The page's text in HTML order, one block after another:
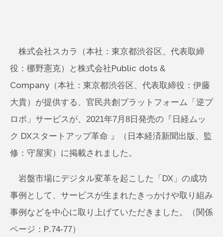
株式会社スカラ（本社：東京都渋谷区、代表取締
役：梛野憲克）と株式会社Public dots &
Company（本社：東京都渋谷区、代表取締役：伊藤
大貴）が提供する、官民共創プラットフォーム「逆プ
ロポ」サービスが、2021年7月8日発売の『日経ムッ
ク DXスタートアップ革命 』（日本経済新聞出版、監
修：守屋実）に掲載されました。
岩盤市場にデジタル変革を起こした「DX」の成功
事例として、サービスが生まれたきっかけや取り組み
事例などを中心に取り上げていただきました。（関係
ページ：P.74-77）